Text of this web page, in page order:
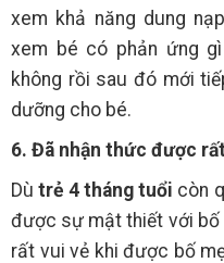
xem khả năng dung
xem bé có phản ứng
không rồi sau đó mới
dưỡng cho bé.
6. Đã nhận thức được
Dùtrẻ 4 tháng tuổi còn
được sự mật thiết với bố
rất vui vẻ khi được bố